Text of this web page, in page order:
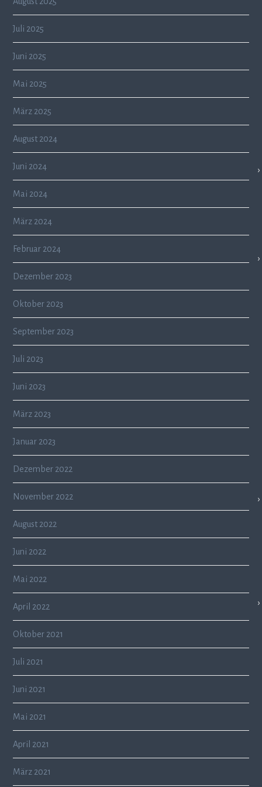
Juli 2025
Juni 2025
Mai 2025
März 2025
August 2024
Juni 2024
Mai 2024
März 2024
Februar 2024
Dezember 2023
Oktober 2023
September 2023
Juli 2023
Juni 2023
März 2023
Januar 2023
Dezember 2022
November 2022
August 2022
Juni 2022
Mai 2022
April 2022
Oktober 2021
Juli 2021
Juni 2021
Mai 2021
April 2021
März 2021